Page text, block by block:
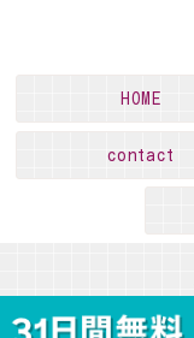
HOME
contact